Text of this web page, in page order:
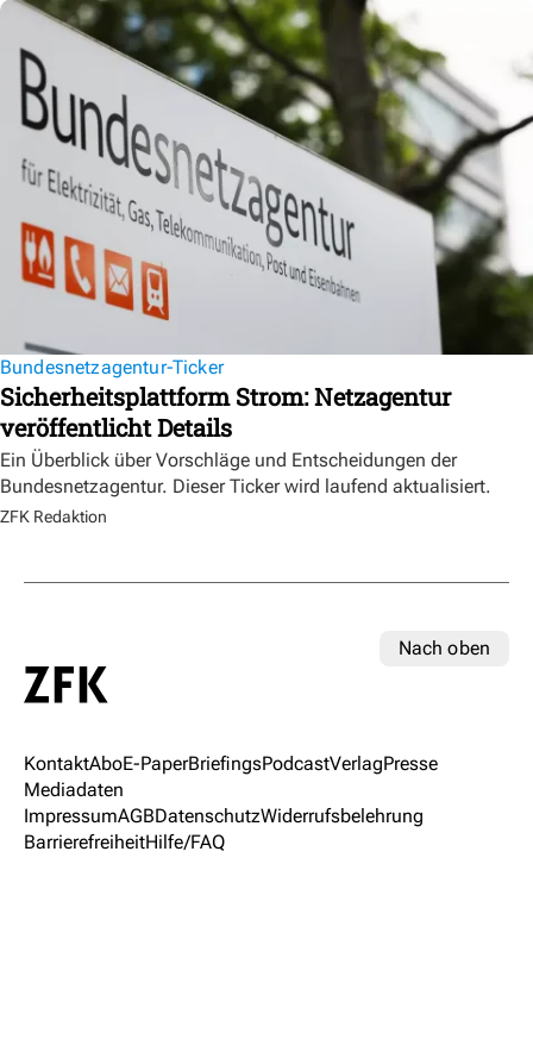
Bundesnetzagentur-Ticker
Sicherheitsplattform Strom: Netzagentur
veröffentlicht Details
Ein Überblick über Vorschläge und Entscheidungen der
Bundesnetzagentur. Dieser Ticker wird laufend aktualisiert.
ZFK Redaktion
Nach oben
KontaktAboE-PaperBriefingsPodcastVerlagPresse
Mediadaten
ImpressumAGBDatenschutzWiderrufsbelehrung
BarrierefreiheitHilfe/FAQ